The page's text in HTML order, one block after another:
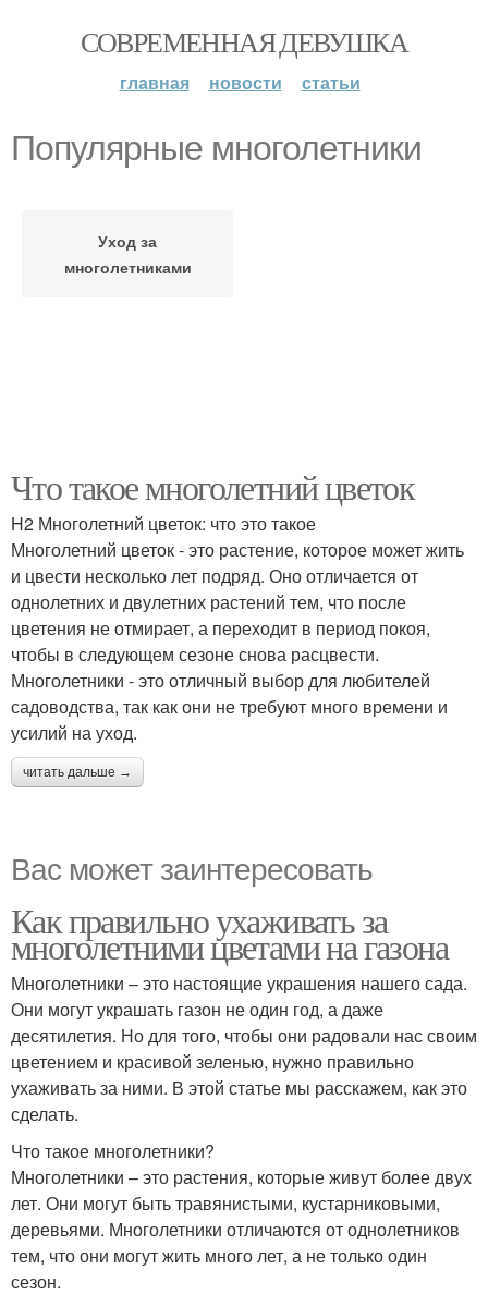
СОВРЕМЕННАЯ ДЕВУШКА
главная новости статьи
Популярные многолетники
Уход за
многолетниками
Что такое многолетний цветок
H2 Многолетний цветок: что это такое
Многолетний цветок - это растение, которое может жить
и цвести несколько лет подряд. Оно отличается от
однолетних и двулетних растений тем, что после
цветения не отмирает, а переходит в период покоя,
чтобы в следующем сезоне снова расцвести.
Многолетники - это отличный выбор для любителей
садоводства, так как они не требуют много времени и
усилий на уход.
читать дальше →
Вас может заинтересовать
Как правильно ухаживать за
многолетними цветами на газона
Многолетники – это настоящие украшения нашего сада.
Они могут украшать газон не один год, а даже
десятилетия. Но для того, чтобы они радовали нас своим
цветением и красивой зеленью, нужно правильно
ухаживать за ними. В этой статье мы расскажем, как это
сделать.
Что такое многолетники?
Многолетники – это растения, которые живут более двух
лет. Они могут быть травянистыми, кустарниковыми,
деревьями. Многолетники отличаются от однолетников
тем, что они могут жить много лет, а не только один
сезон.